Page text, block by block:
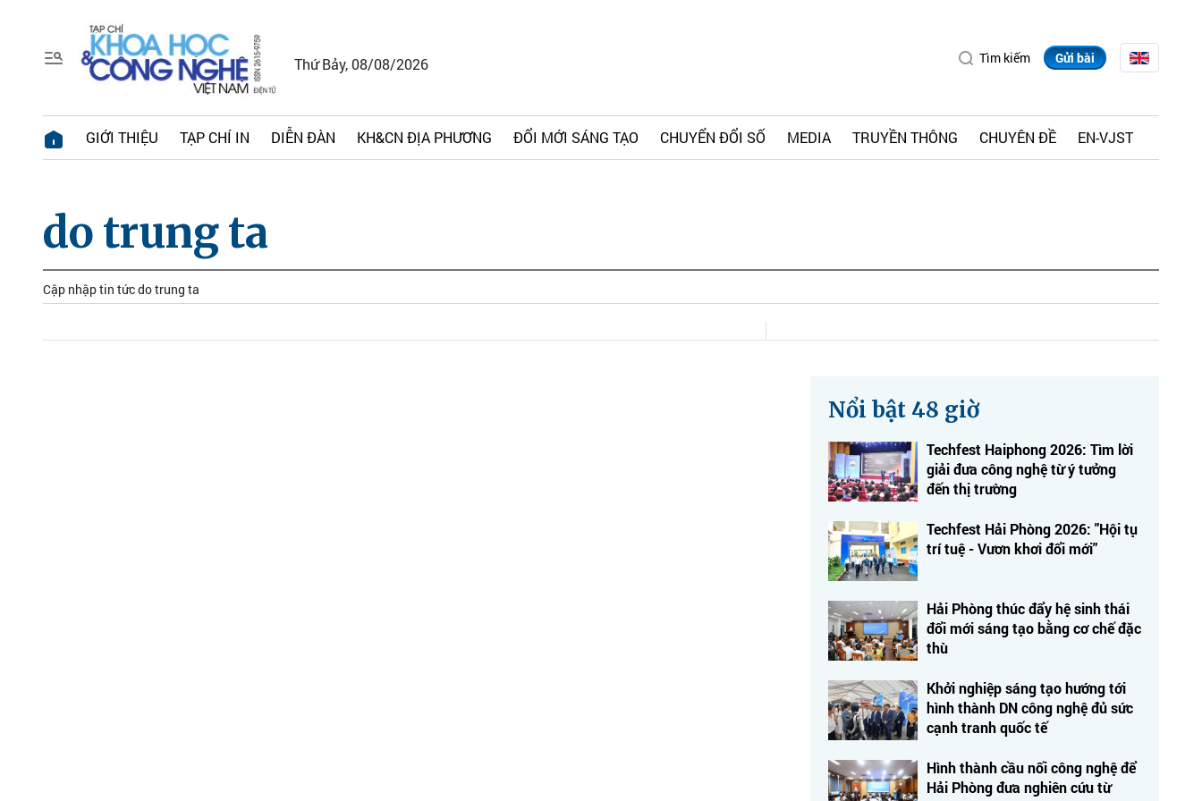
Thứ Bảy, 08/08/2026 Tìm kiếm Gửi bài
GIỚI THIỆU TẠP CHÍ IN DIỄN ĐÀN KH&CN ĐỊA PHƯƠNG ĐỔI MỚI SÁNG TẠO CHUYỂN ĐỔI SỐ MEDIA TRUYỀN THÔNG CHUYÊN ĐỀ EN-VJST
do trung ta
Cập nhập tin tức do trung ta
Nổi bật 48 giờ
Techfest Haiphong 2026: Tìm lời
giải đưa công nghệ từ ý tưởng
đến thị trường
Techfest Hải Phòng 2026: "Hội tụ
trí tuệ - Vươn khơi đổi mới"
Hải Phòng thúc đẩy hệ sinh thái
đổi mới sáng tạo bằng cơ chế đặc
thù
Khởi nghiệp sáng tạo hướng tới
hình thành DN công nghệ đủ sức
cạnh tranh quốc tế
Hình thành cầu nối công nghệ để
Hải Phòng đưa nghiên cứu từ